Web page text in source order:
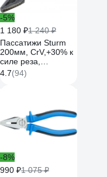
-5%
1 180 ₽1 240 ₽
Пассатижи Sturm
200мм, CrV,+30% к
силе реза,
тефлоновое
покрытие,TPE
4.7(94)
-8%
990 ₽1 075 ₽